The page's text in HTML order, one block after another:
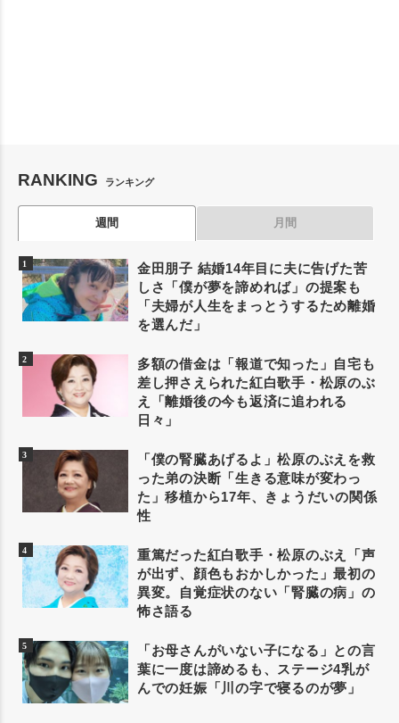
RANKING ランキング
週間 月間
金田朋子 結婚14年目に夫に告げた苦
しさ「僕が夢を諦めれば」の提案も
「夫婦が人生をまっとうするため離婚
を選んだ」
多額の借金は「報道で知った」自宅も
差し押さえられた紅白歌手・松原のぶ
え「離婚後の今も返済に追われる
日々」
「僕の腎臓あげるよ」松原のぶえを救
った弟の決断「生きる意味が変わっ
た」移植から17年、きょうだいの関係
性
重篤だった紅白歌手・松原のぶえ「声
が出ず、顔色もおかしかった」最初の
異変。自覚症状のない「腎臓の病」の
怖さ語る
「お母さんがいない子になる」との言
葉に一度は諦めるも、ステージ4乳が
んでの妊娠「川の字で寝るのが夢」